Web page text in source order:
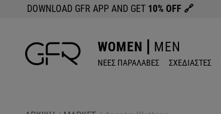
DOWNLOAD GFR APP AND GET 10% OFF 🔗
WOMEN MEN
ΝΕΕΣ ΠΑΡΑΛΑΒΕΣ ΣΧΕΔΙΑΣΤΕΣ